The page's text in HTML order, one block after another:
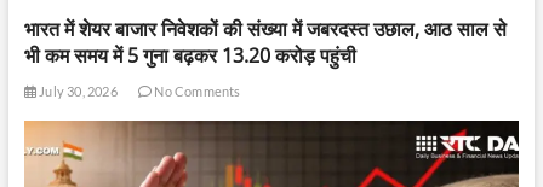
भारत में शेयर बाजार निवेशकों की संख्या में जबरदस्त उछाल, आठ साल से
भी कम समय में 5 गुना बढ़कर 13.20 करोड़ पहुंची
July 30, 2026 No Comments